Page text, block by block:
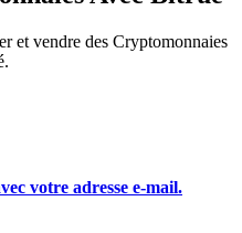
et vendre des Cryptomonnaies
votre adresse e-mail.